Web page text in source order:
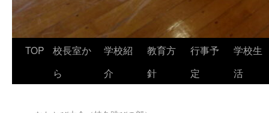
TOP
校長室か
ら
学校紹
介
教育方
針
行事予
定
学校生
活